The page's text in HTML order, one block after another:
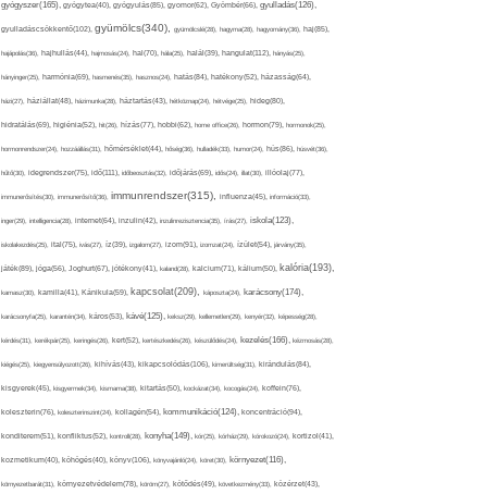
gyógyszer(165), gyógytea(40), gyógyulás(85), gyomor(62), Gyömbér(66), gyulladás(126),
gyulladáscsökkentő(102), gyümölcs(340), gyümölcslé(28), hagyma(28), hagyomány(36), haj(85),
hajápolás(36), hajhullás(44), hajmosás(24), hal(70), hála(25), halál(39), hangulat(112), hányás(25),
hányinger(25), harmónia(69), hasmenés(35), hasznos(24), hatás(84), hatékony(52), házasság(64),
házi(27), háziállat(48), házimunka(28), háztartás(43), hétköznap(24), hétvége(25), hideg(80),
hidratálás(69), higiénia(52), hit(26), hízás(77), hobbi(62), home office(26), hormon(79), hormonok(25),
hormonrendszer(24), hozzáállás(31), hőmérséklet(44), hőség(36), hulladék(33), humor(24), hús(86), húsvét(36),
hűtő(30), idegrendszer(75), idő(111), időbeosztás(32), időjárás(69), idős(24), illat(30), illóolaj(77),
immunerősítés(30), immunerősítő(36), immunrendszer(315), influenza(45), információ(33),
inger(29), intelligencia(28), internet(64), inzulin(42), inzulinrezisztencia(35), írás(27), iskola(123),
iskolakezdés(25), ital(75), ivás(27), íz(39), izgalom(27), izom(91), izomzat(24), ízület(54), járvány(35),
játék(89), jóga(56), Joghurt(67), jótékony(41), kaland(28), kalcium(71), kálium(50), kalória(193),
kamasz(30), kamilla(41), Kánikula(59), kapcsolat(209), káposzta(24), karácsony(174),
karácsonyfa(25), karantén(34), káros(53), kávé(125), keksz(29), kellemetlen(29), kenyér(32), képesség(28),
kérdés(31), kerékpár(25), keringés(26), kert(52), kertészkedés(26), készülődés(24), kezelés(166), kézmosás(28),
kiégés(25), kiegyensúlyozott(26), kihívás(43), kikapcsolódás(106), kimerültség(31), kirándulás(84),
kisgyerek(45), kisgyermek(34), kismama(38), kitartás(50), kockázat(34), kocogás(24), koffein(76),
koleszterin(76), koleszterinszint(24), kollagén(54), kommunikáció(124), koncentráció(94),
konditerem(51), konfliktus(52), kontroll(28), konyha(149), kór(25), kórház(29), kórokozó(24), kortizol(41),
kozmetikum(40), köhögés(40), könyv(106), könyvajánló(24), köret(30), környezet(116),
környezetbarát(31), környezetvédelem(78), köröm(27), kötődés(49), következmény(33), közérzet(43),